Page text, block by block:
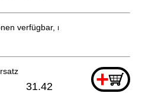
verfügbar, nicht bestellbar
+
31.42